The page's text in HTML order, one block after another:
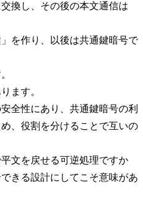
換し、その後の本文通信は
を作り、以後は共通鍵暗号で
ます。
全性にあり、共通鍵暗号の利
、役割を分けることで互いの
文を戻せる可逆処理ですか
きる設計にしてこそ意味があ